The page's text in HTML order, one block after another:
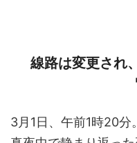
線路は変更され
3月1日、午前1時20分。